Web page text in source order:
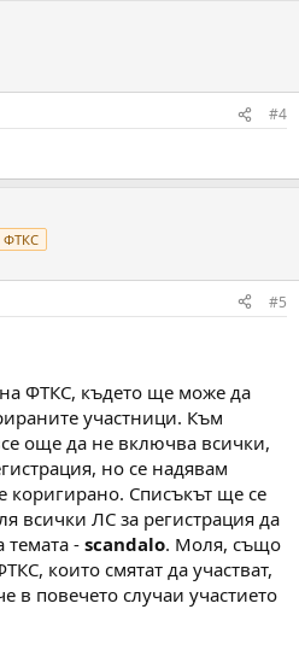
#4
ФТКС
#5
ФТКС, където ще може да
участници. Към
още да не включва всички,
но се надявам
коригирано. Списъкът ще се
всички ЛС за регистрация да
темата - scandalo. Моля, също
които смятат да участват,
в повечето случаи участието